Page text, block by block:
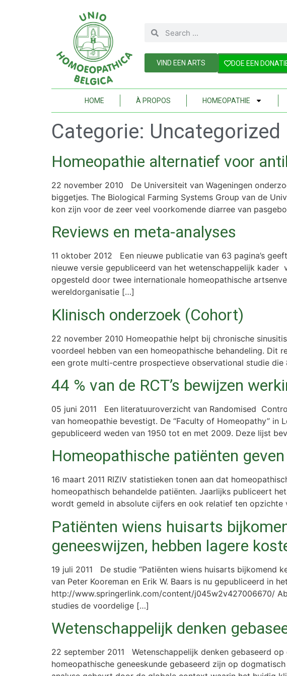
VIND EEN ARTS DOE EEN
HOME À PROPOS HOMEOPATHIE
Categorie: Uncategorized
Homeopathie alternatief voor
22 november 2010 De Universiteit van Wageningen
biggetjes. The Biological Farming Systems Group van de
kon zijn voor de zeer veel voorkomende diarree van
Reviews en meta-analyses
11 oktober 2012 Een nieuwe publicatie van 63 pagina’s
nieuwe versie gepubliceerd van het wetenschappelijk
opgesteld door twee internationale homeopathische
wereldorganisatie […]
Klinisch onderzoek (Cohort)
22 november 2010 Homeopathie helpt bij chronische
voordeel hebben van een homeopathische behandeling. Dit
een grote multi-centre prospectieve observational studie
44 % van de RCT’s bewijzen
05 juni 2011 Een literatuuroverzicht van Randomised
van homeopathie bevestigt. De “Faculty of Homeopathy” in
gepubliceerd weden van 1950 tot en met 2009. Deze lijst
Homeopathische patiënten
16 maart 2011 RIZIV statistieken tonen aan dat
homeopathisch behandelde patiënten. Jaarlijks publiceert
wordt gemeld in absolute cijfers en ook relatief ten
Patiënten wiens huisarts
geneeswijzen, hebben lagere
19 juli 2011 De studie “Patiënten wiens huisarts bijkomend
van Peter Kooreman en Erik W. Baars is nu gepubliceerd in
http://www.springerlink.com/content/j045w2v427006670/
studies de voordelige […]
Wetenschappelijk denken
22 september 2011 Wetenschappelijk denken gebaseerd
homeopathische geneeskunde gebaseerd zijn op